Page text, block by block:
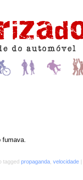
fumava.
tagged propaganda velocidade |